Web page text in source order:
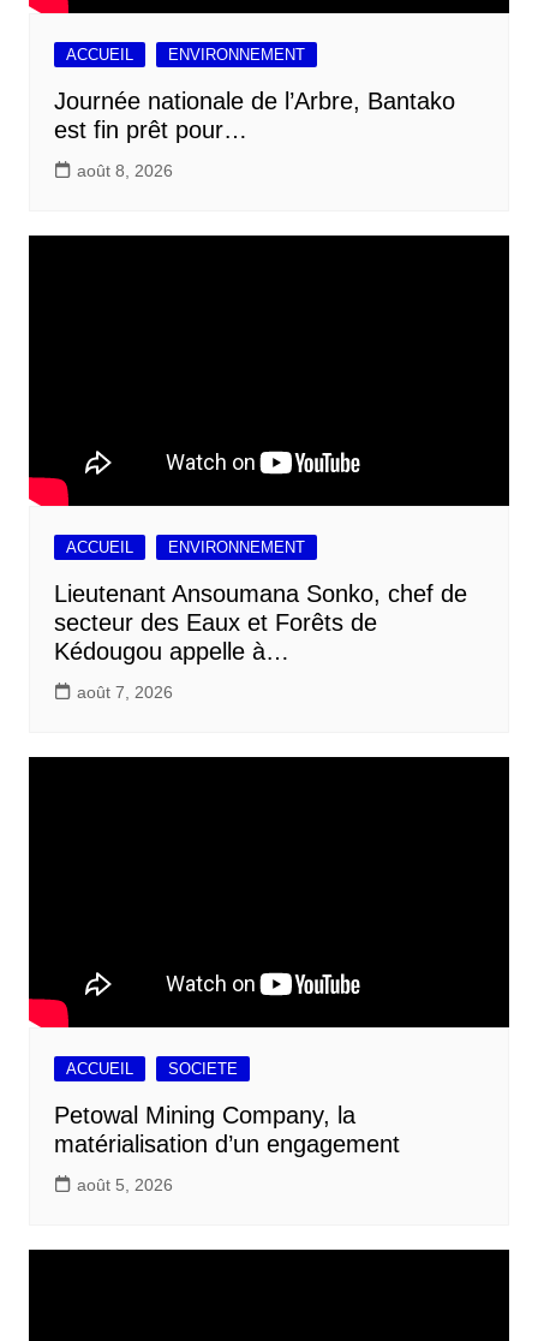
ACCUEIL ENVIRONNEMENT
Journée nationale de l’Arbre, Bantako
est fin prêt pour…
août 8, 2026
ACCUEIL ENVIRONNEMENT
Lieutenant Ansoumana Sonko, chef de
secteur des Eaux et Forêts de
Kédougou appelle à…
août 7, 2026
ACCUEIL SOCIETE
Petowal Mining Company, la
matérialisation d’un engagement
août 5, 2026